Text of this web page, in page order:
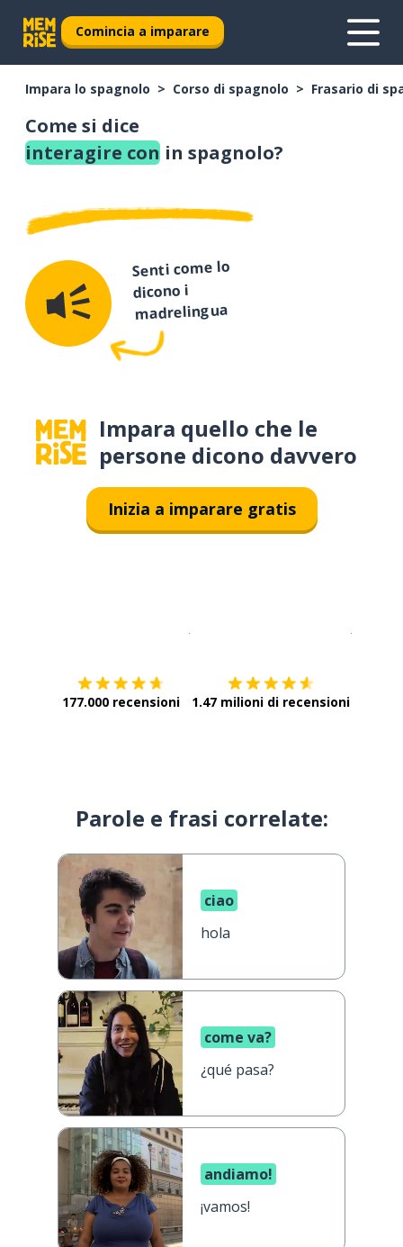
Comincia a imparare
Impara lo spagnolo Corso di spagnolo Frasario di
Come si dice
interagire con in spagnolo?
Senti come lo
dicono i
madrelingua
Impara quello che le
persone dicono davvero
Inizia a imparare gratis
177.000 recensioni 1.47 milioni di recensioni
Parole e frasi correlate:
ciao
hola
come va?
¿qué pasa?
andiamo!
¡vamos!